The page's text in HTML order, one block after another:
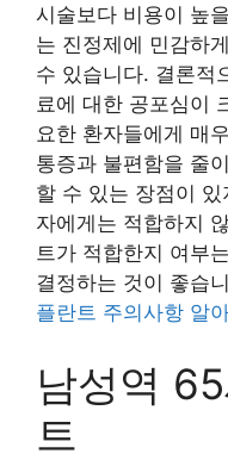
시술보다 비용이 높
는 진정제에 민감하
수 있습니다. 결론적
료에 대한 공포심이
요한 환자들에게 매
통증과 불편함을 줄
할 수 있는 장점이
자에게는 적합하지
트가 적합한지 여부
결정하는 것이 좋습
플란트 주의사항 알
남성역
트